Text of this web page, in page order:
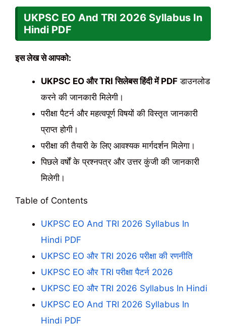
UKPSC EO And TRI 2026 Syllabus In
Hindi PDF
इस लेख से आपको:
UKPSC EO और TRI सिलेबस हिंदी में PDF डाउनलोड
करने की जानकारी मिलेगी।
परीक्षा पैटर्न और महत्वपूर्ण विषयों की विस्तृत जानकारी
प्राप्त होगी।
परीक्षा की तैयारी के लिए आवश्यक मार्गदर्शन मिलेगा।
पिछले वर्षों के प्रश्नपत्र और उत्तर कुंजी की जानकारी
मिलेगी।
Table of Contents
UKPSC EO And TRI 2026 Syllabus In
Hindi PDF
UKPSC EO और TRI 2026 परीक्षा की रणनीति
UKPSC EO और TRI परीक्षा पैटर्न 2026
UKPSC EO और TRI 2026 Syllabus In Hindi
UKPSC EO And TRI 2026 Syllabus In
Hindi PDF